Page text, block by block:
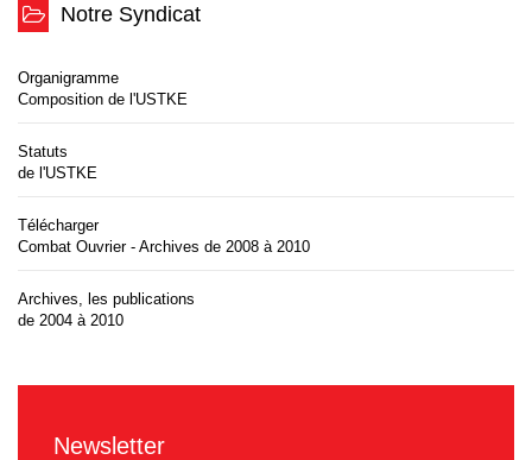
Notre Syndicat
Organigramme
Composition de l'USTKE
Statuts
de l'USTKE
Télécharger
Combat Ouvrier - Archives de 2008 à 2010
Archives, les publications
de 2004 à 2010
Newsletter